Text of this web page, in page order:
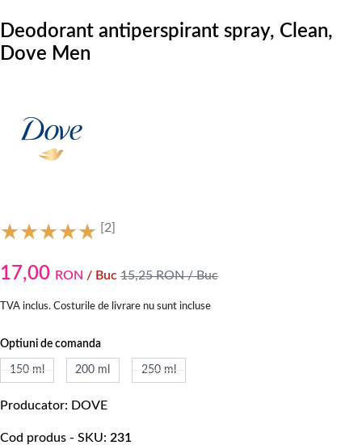
Deodorant antiperspirant spray, Clean,
Dove Men
[2]
17,00 RON / Buc 15,25RON / Buc
TVA inclus. Costurile de livrare nu sunt incluse
Optiuni de comanda
150 ml 200 ml 250 ml
Producator DOVE
Cod produs - SKU 231